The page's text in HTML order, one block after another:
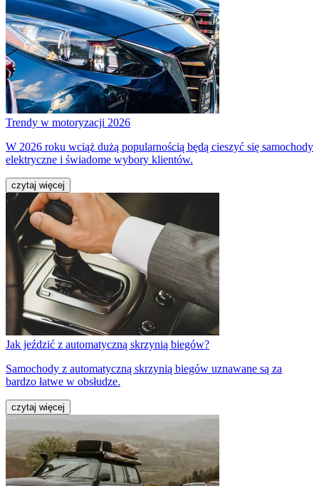
Trendy w motoryzacji 2026
W 2026 roku wciąż dużą popularnością będą cieszyć się samochody
elektryczne i świadome wybory klientów.
czytaj więcej
Jak jeździć z automatyczną skrzynią biegów?
Samochody z automatyczną skrzynią biegów uznawane są za
bardzo łatwe w obsłudze.
czytaj więcej